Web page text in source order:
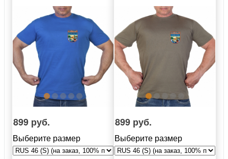
899 руб.
Выберите размер
899 руб.
Выберите размер